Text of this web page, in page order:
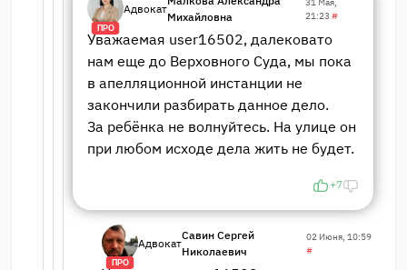
ПРО
Адвокат
Михайловна
21:23#
Уважаемая user16502, далековато
нам еще до Верховного Суда, мы пока
в апелляционной инстанции не
закончили разбирать данное дело.
За ребёнка не волнуйтесь. На улице он
при любом исходе дела жить не будет.
+7
ПРО
Адвокат
Савин Сергей
Николаевич
02 Июня, 10:59
#